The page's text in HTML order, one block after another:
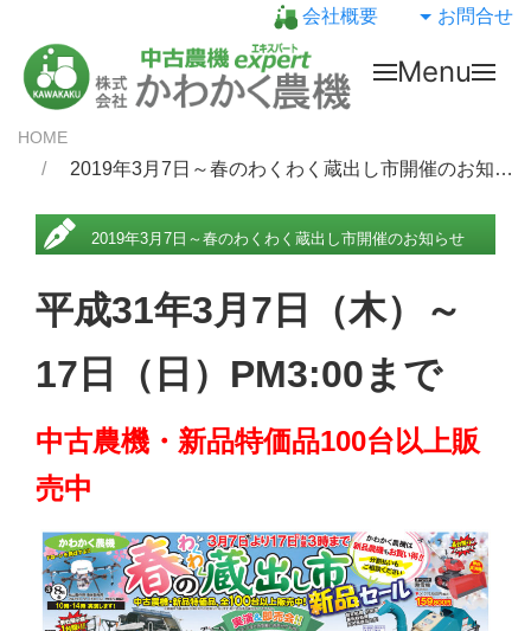
会社概要 お問合せ
Menu
HOME
2019年3月7日～春のわくわく蔵出し市開催のお知らせ
2019年3月7日～春のわくわく蔵出し市開催のお知らせ
平成31年3月7日（木）～
17日（日）PM3:00まで
中古農機・新品特価品100台以上販
売中